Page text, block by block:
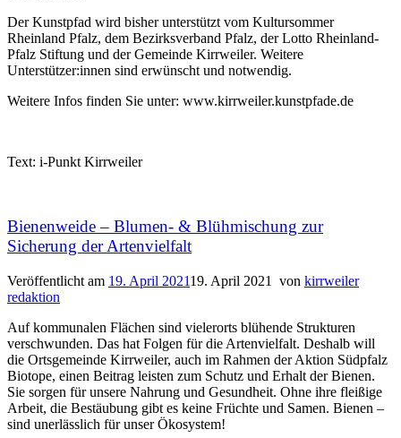
Der Kunstpfad wird bisher unterstützt vom Kultursommer
Rheinland Pfalz, dem Bezirksverband Pfalz, der Lotto Rheinland-
Pfalz Stiftung und der Gemeinde Kirrweiler. Weitere
Unterstützer:innen sind erwünscht und notwendig.
Weitere Infos finden Sie unter: www.kirrweiler.kunstpfade.de
Text: i-Punkt Kirrweiler
Bienenweide – Blumen- & Blühmischung zur
Sicherung der Artenvielfalt
Veröffentlicht am 19. April 202119. April 2021 von kirrweiler
redaktion
Auf kommunalen Flächen sind vielerorts blühende Strukturen
verschwunden. Das hat Folgen für die Artenvielfalt. Deshalb will
die Ortsgemeinde Kirrweiler, auch im Rahmen der Aktion Südpfalz
Biotope, einen Beitrag leisten zum Schutz und Erhalt der Bienen.
Sie sorgen für unsere Nahrung und Gesundheit. Ohne ihre fleißige
Arbeit, die Bestäubung gibt es keine Früchte und Samen. Bienen –
sind unerlässlich für unser Ökosystem!